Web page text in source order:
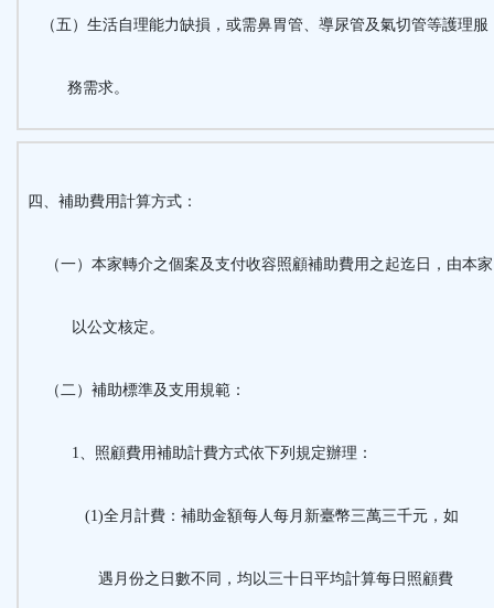
（五）生活自理能力缺損，或需鼻胃管、導尿管及氣切管等護理服
務需求。
四、補助費用計算方式：
（一）本家轉介之個案及支付收容照顧補助費用之起迄日，由本家
以公文核定。
（二）補助標準及支用規範：
1、照顧費用補助計費方式依下列規定辦理：
(1)全月計費：補助金額每人每月新臺幣三萬三千元，如
遇月份之日數不同，均以三十日平均計算每日照顧費